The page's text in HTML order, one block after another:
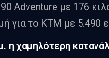
Adventure με 176
για το KTM με 5.490
η χαμηλότερη